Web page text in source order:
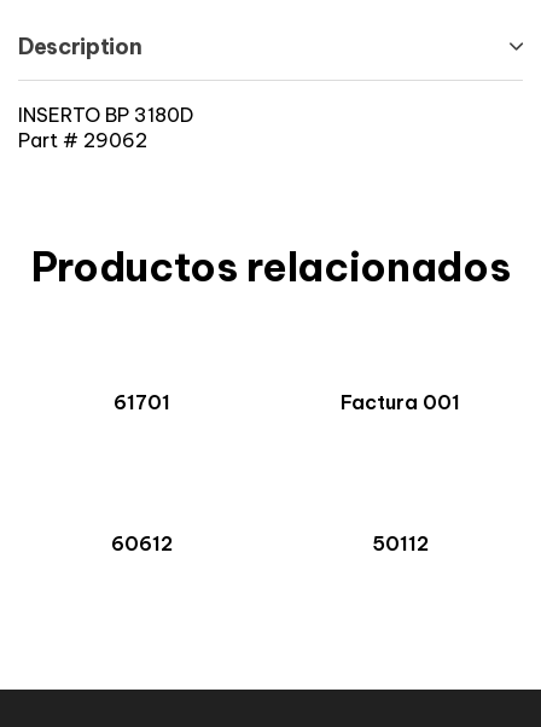
Description
INSERTO BP 3180D
Part # 29062
Productos relacionados
61701 Factura 001
60612 50112